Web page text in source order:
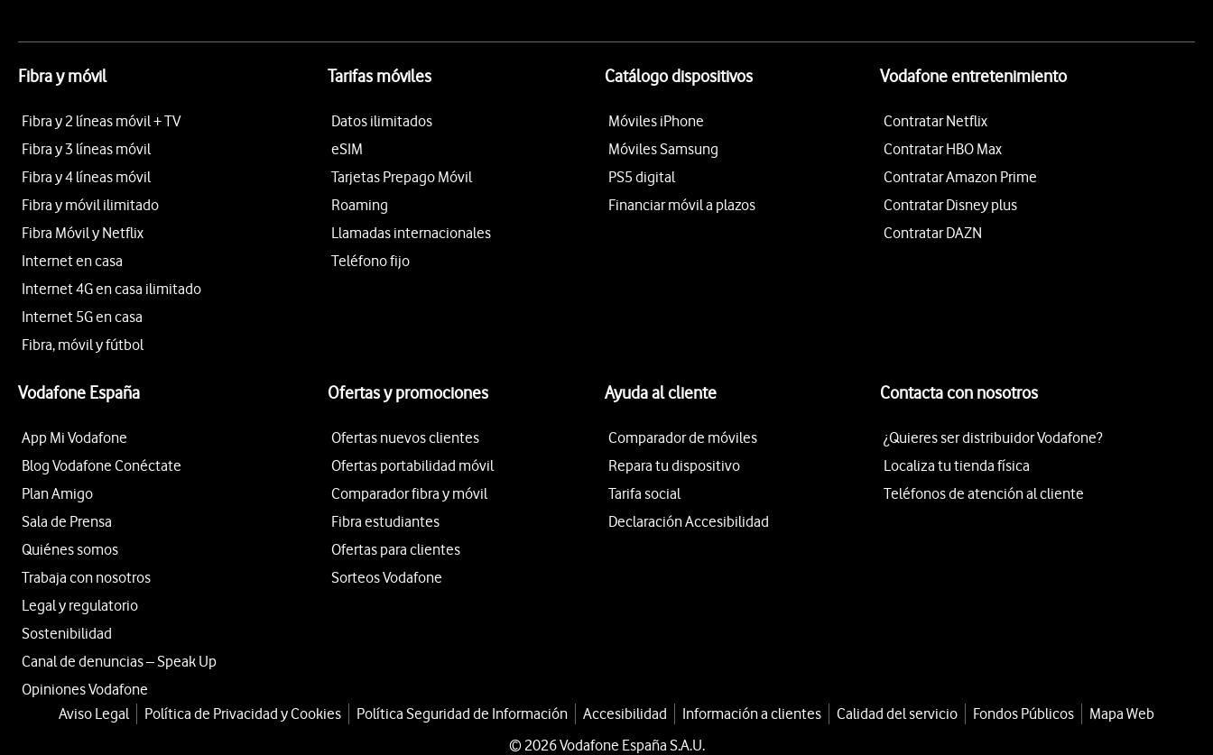
Fibra y móvil
Fibra y 2 líneas móvil + TV
Fibra y 3 líneas móvil
Fibra y 4 líneas móvil
Fibra y móvil ilimitado
Fibra Móvil y Netflix
Internet en casa
Internet 4G en casa ilimitado
Internet 5G en casa
Fibra, móvil y fútbol
Tarifas móviles
Datos ilimitados
eSIM
Tarjetas Prepago Móvil
Roaming
Llamadas internacionales
Teléfono fijo
Catálogo dispositivos
Móviles iPhone
Móviles Samsung
PS5 digital
Financiar móvil a plazos
Vodafone entretenimiento
Contratar Netflix
Contratar HBO Max
Contratar Amazon Prime
Contratar Disney plus
Contratar DAZN
Vodafone España
App Mi Vodafone
Blog Vodafone Conéctate
Plan Amigo
Sala de Prensa
Quiénes somos
Trabaja con nosotros
Legal y regulatorio
Sostenibilidad
Canal de denuncias – Speak Up
Opiniones Vodafone
Ofertas y promociones
Ofertas nuevos clientes
Ofertas portabilidad móvil
Comparador fibra y móvil
Fibra estudiantes
Ofertas para clientes
Sorteos Vodafone
Ayuda al cliente
Comparador de móviles
Repara tu dispositivo
Tarifa social
Declaración Accesibilidad
Contacta con nosotros
¿Quieres ser distribuidor Vodafone?
Localiza tu tienda física
Teléfonos de atención al cliente
Aviso Legal Política de Privacidad y Cookies Política Seguridad de Información Accesibilidad Información a clientes Calidad del servicio Fondos Públicos
Mapa Web
© 2026 Vodafone España S.A.U.